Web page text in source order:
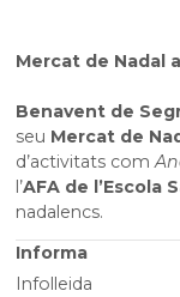
Mercat de Nadal
Benavent de
seu Mercat de
d’activitats com
l’AFA de l’Escola
nadalencs.
Informa
Infolleida